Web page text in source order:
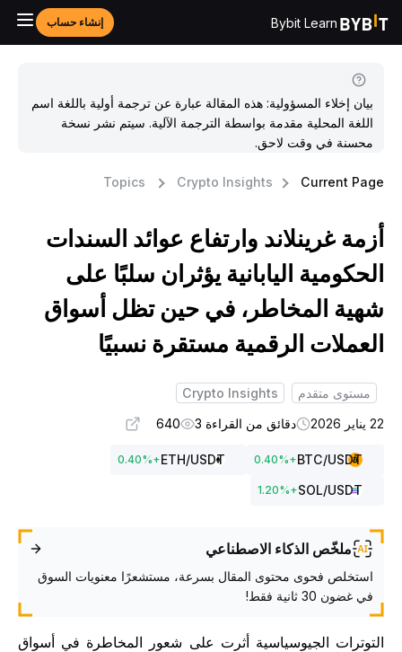
Bybit Learn إنشاء حساب
بيان إخلاء المسؤولية: هذه المقالة عبارة عن ترجمة أولية باللغة اسم
اللغة المحلية مقدمة بواسطة الترجمة الآلية. سيتم نشر نسخة
محسنة في وقت لاحق.
Topics Crypto Insights Current
غرينلاند وارتفاع عوائد السندات
اليابانية يؤثران سلبًا على
المخاطر، في حين تظل أسواق
الرقمية مستقرة نسبيًا
مستوى متقدم
Crypto Insights
دقائق من القراءة 3 640
BTC/USDT
+
0.40%
ETH/USDT
+
0.40%
SOL/USDT
+
1.20%
ملخّص الذكاء الاصطناعي
استخلص فحوى محتوى المقال بسرعة، مستشعرًا معنويات السوق
في غضون 30 ثانية فقط!
الجيوسياسية أثرت على شعور المخاطرة في أسواق